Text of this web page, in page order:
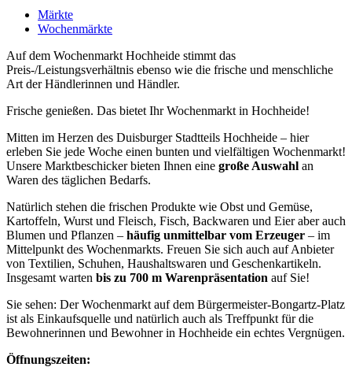
Märkte
Wochenmärkte
Auf dem Wochenmarkt Hochheide stimmt das
Preis-/Leistungsverhältnis ebenso wie die frische und menschliche
Art der Händlerinnen und Händler.
Frische genießen. Das bietet Ihr Wochenmarkt in Hochheide!
Mitten im Herzen des Duisburger Stadtteils Hochheide – hier
erleben Sie jede Woche einen bunten und vielfältigen Wochenmarkt!
Unsere Marktbeschicker bieten Ihnen eine große Auswahl an
Waren des täglichen Bedarfs.
Natürlich stehen die frischen Produkte wie Obst und Gemüse,
Kartoffeln, Wurst und Fleisch, Fisch, Backwaren und Eier aber auch
Blumen und Pflanzen – häufig unmittelbar vom Erzeuger – im
Mittelpunkt des Wochenmarkts. Freuen Sie sich auch auf Anbieter
von Textilien, Schuhen, Haushaltswaren und Geschenkartikeln.
Insgesamt warten bis zu 700 m Warenpräsentation auf Sie!
Sie sehen: Der Wochenmarkt auf dem Bürgermeister-Bongartz-Platz
ist als Einkaufsquelle und natürlich auch als Treffpunkt für die
Bewohnerinnen und Bewohner in Hochheide ein echtes Vergnügen.
Öffnungszeiten: